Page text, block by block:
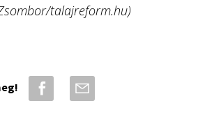
talajreform.hu)